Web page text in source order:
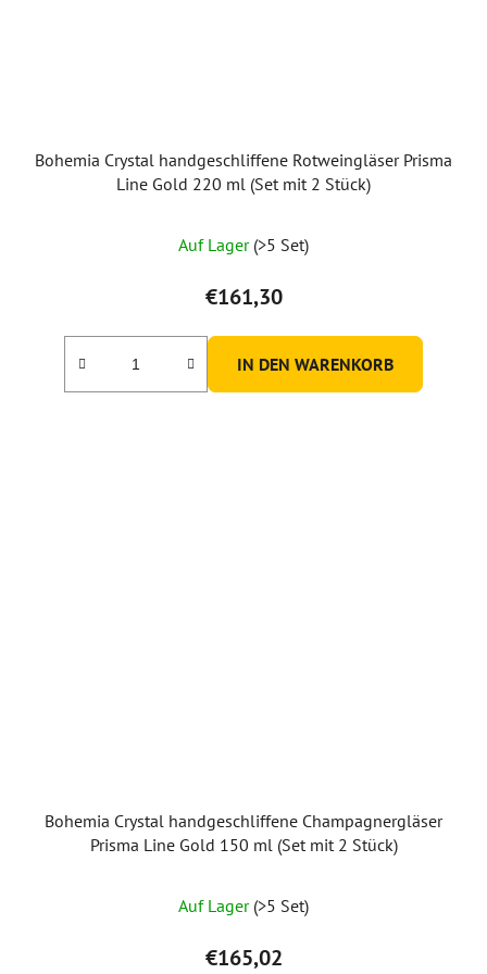
Bohemia Crystal handgeschliffene Rotweingläser Prisma
Line Gold 220 ml (Set mit 2 Stück)
Auf Lager (>5 Set)
€161,30
IN DEN WARENKORB
Bohemia Crystal handgeschliffene Champagnergläser
Prisma Line Gold 150 ml (Set mit 2 Stück)
Auf Lager (>5 Set)
€165,02